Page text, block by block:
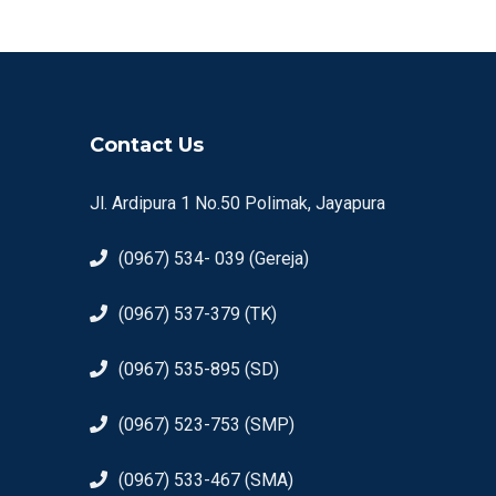
Contact Us
Jl. Ardipura 1 No.50 Polimak, Jayapura
(0967) 534- 039 (Gereja)
(0967) 537-379 (TK)
(0967) 535-895 (SD)
(0967) 523-753 (SMP)
(0967) 533-467 (SMA)